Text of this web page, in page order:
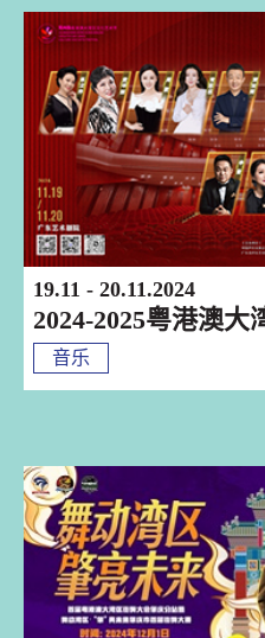
19.11 - 20.11.2024
2024-2025粤港澳大
音乐